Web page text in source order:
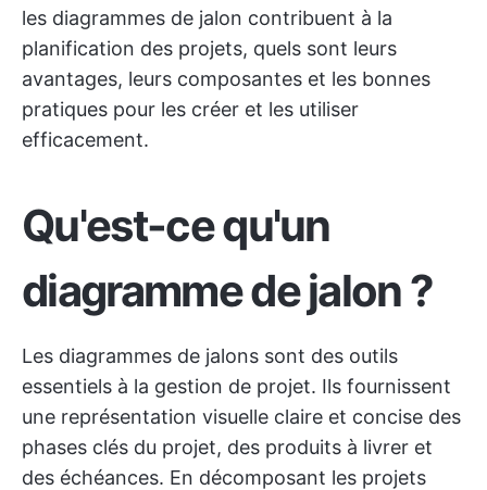
les diagrammes de jalon contribuent à la
planification des projets, quels sont leurs
avantages, leurs composantes et les bonnes
pratiques pour les créer et les utiliser
efficacement.
Qu'est-ce qu'un
diagramme de jalon ?
Les diagrammes de jalons sont des outils
essentiels à la gestion de projet. Ils fournissent
une représentation visuelle claire et concise des
phases clés du projet, des produits à livrer et
des échéances. En décomposant les projets